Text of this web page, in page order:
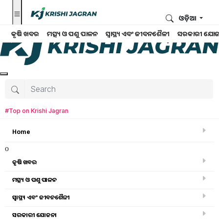
କୃଷି ଖବର ମତ୍ସ୍ୟ ଓ ପଶୁ ପାଳନ ସ୍ୱାସ୍ଥ୍ୟ ଏବଂ ଜୀବନଶୈଳୀ ସରକାରୀ
ଓଡ଼ିଆ
#Top on Krishi Jagran
Home
o
କୃଷି ଖବର
ମତ୍ସ୍ୟ ଓ ପଶୁ ପାଳନ
ସ୍ୱାସ୍ଥ୍ୟ ଏବଂ ଜୀବନଶୈଳୀ
ସରକାରୀ ଯୋଜନା
କୃଷି ଖବର